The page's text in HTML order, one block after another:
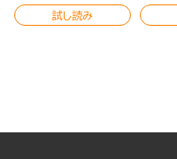
試し読み